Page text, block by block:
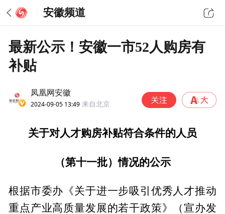
安徽频道
最新公示！安徽一市52人购房有
补贴
凤凰网安徽
2024-09-05 13:49 来自北京
关于对人才购房补贴符合条件的人员
（第十一批）情况的公示
根据市委办《关于进一步吸引优秀人才推动
重点产业高质量发展的若干政策》（宣办发